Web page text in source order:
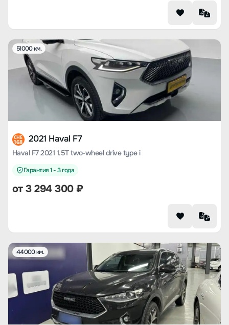
51000 км.
CHE
168 2021 Haval F7
Haval F7 2021 1.5T two-wheel drive type i
Гарантия 1 - 3 года
от3 294 300₽
44000 км.